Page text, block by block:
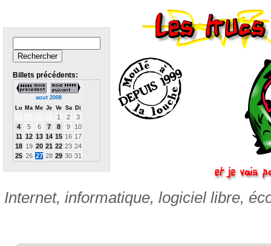
Billets précédents:
aout 2008
Lu Ma Me Je Ve Sa Di
1 2
3
4
5 6 7 8 9
10
11 12 13 14 15 16 17
18 19 20 21 22 23 24
25 26 27 28 29 30 31
Internet, informatique, logiciel libre,